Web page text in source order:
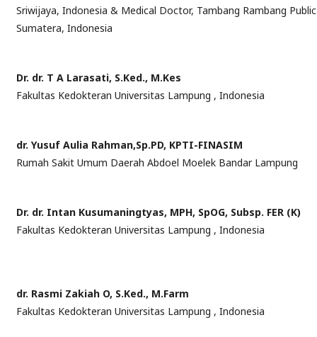
Sriwijaya, Indonesia & Medical Doctor, Tambang Rambang
Sumatera, Indonesia
Dr. dr. T A Larasati, S.Ked., M.Kes
Fakultas Kedokteran Universitas Lampung , Indonesia
dr. Yusuf Aulia Rahman,Sp.PD, KPTI-FINASIM
Rumah Sakit Umum Daerah Abdoel Moelek Bandar Lampung
Dr. dr. Intan Kusumaningtyas, MPH, SpOG, Subsp. FER (K)
Fakultas Kedokteran Universitas Lampung , Indonesia
dr. Rasmi Zakiah O, S.Ked., M.Farm
Fakultas Kedokteran Universitas Lampung , Indonesia